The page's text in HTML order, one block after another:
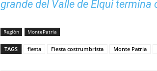
grande del Valle de Elqui
Región MontePatria
TAGS fiesta Fiesta costrumbrista Monte Patria